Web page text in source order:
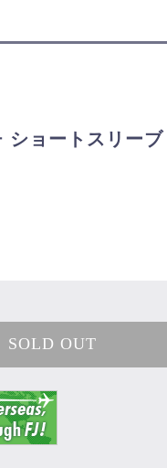
ショートスリー
SOLD OUT